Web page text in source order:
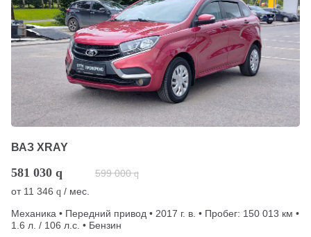
ВАЗ XRAY
581 030 q 599 000 q
от 11 346 q / мес.
Механика • Передний привод • 2017 г. в. • Пробег: 150 013 км •
1.6 л. / 106 л.с. • Бензин